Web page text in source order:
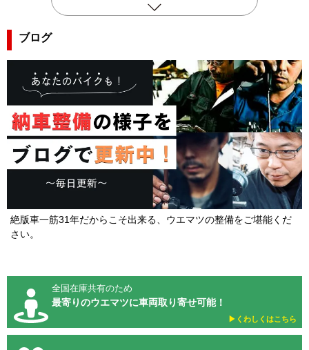
ブログ
絶版車一筋31年だからこそ出来る、ウエマツの整備をご堪能くだ
さい。
全国在庫共有のため
最寄りのウエマツに車両取り寄せ可能！
▶︎くわしくはこちら